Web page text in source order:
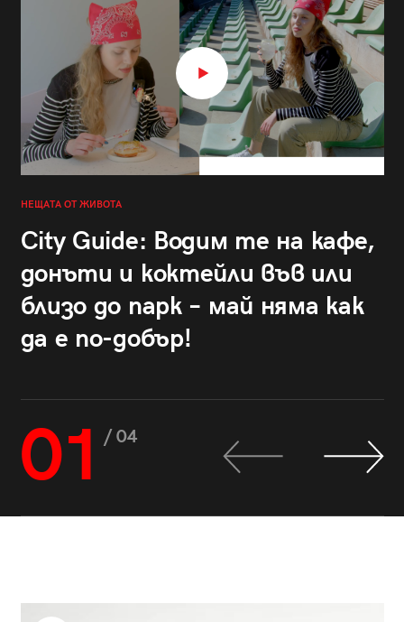
НЕЩАТА ОТ ЖИВОТА
City Guide: Водим те на кафе,
донъти и коктейли във или
близо до парк – май няма как
да е по-добър!
01 / 04